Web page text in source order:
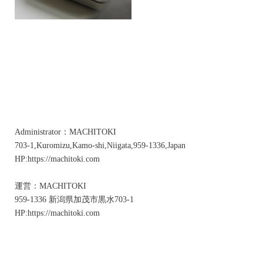
Administrator：MACHITOKI
703-1,Kuromizu,Kamo-shi,Niigata,959-1336,Japan
HP:https://machitoki.com
運営：MACHITOKI
959-1336 新潟県加茂市黒水703-1
HP:https://machitoki.com